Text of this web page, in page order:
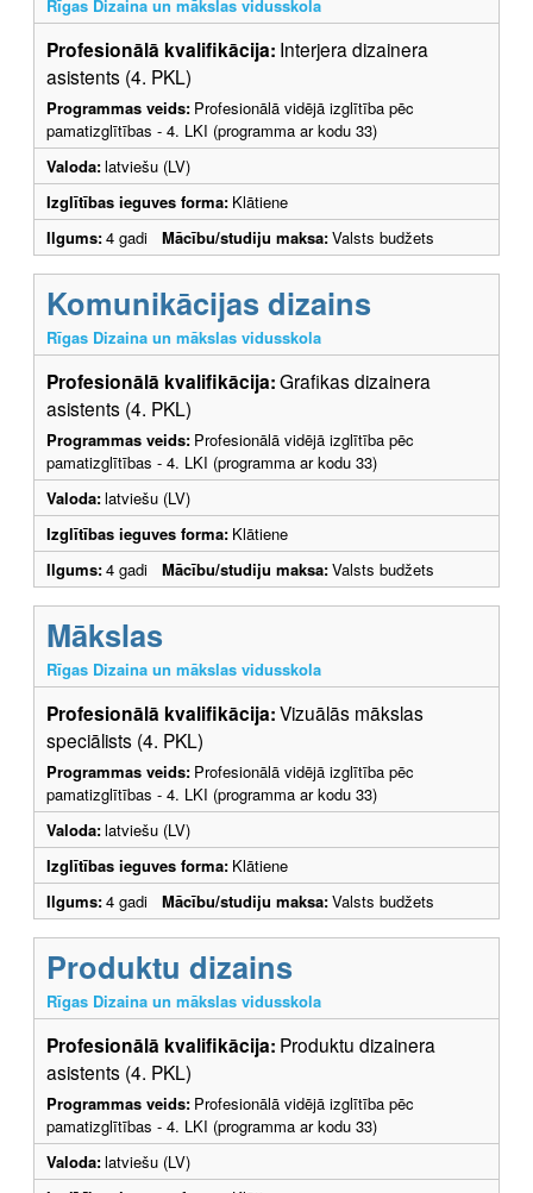
Rīgas Dizaina un mākslas vidusskola
Profesionālā kvalifikācija: Interjera dizainera
asistents (4. PKL)
Programmas veids: Profesionālā vidējā izglītība pēc
pamatizglītības - 4. LKI (programma ar kodu 33)
Valoda:latviešu (LV)
Izglītības ieguves forma: Klātiene
Ilgums:4 gadi Mācību/studiju maksa:Valsts budžets
Komunikācijas dizains
Rīgas Dizaina un mākslas vidusskola
Profesionālā kvalifikācija:Grafikas dizainera
asistents (4. PKL)
Programmas veids: Profesionālā vidējā izglītība pēc
pamatizglītības - 4. LKI (programma ar kodu 33)
Valoda:latviešu (LV)
Izglītības ieguves forma: Klātiene
Ilgums:4 gadi Mācību/studiju maksa:Valsts budžets
Mākslas
Rīgas Dizaina un mākslas vidusskola
Profesionālā kvalifikācija:Vizuālās mākslas
speciālists (4. PKL)
Programmas veids: Profesionālā vidējā izglītība pēc
pamatizglītības - 4. LKI (programma ar kodu 33)
Valoda:latviešu (LV)
Izglītības ieguves forma: Klātiene
Ilgums:4 gadi Mācību/studiju maksa:Valsts budžets
Produktu dizains
Rīgas Dizaina un mākslas vidusskola
Profesionālā kvalifikācija: Produktu dizainera
asistents (4. PKL)
Programmas veids: Profesionālā vidējā izglītība pēc
pamatizglītības - 4. LKI (programma ar kodu 33)
Valoda:latviešu (LV)